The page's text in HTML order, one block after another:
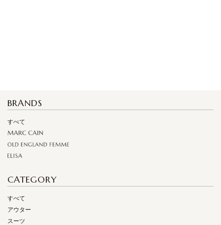
BRANDS
すべて
CATEGORY
すべて
アウター
スーツ